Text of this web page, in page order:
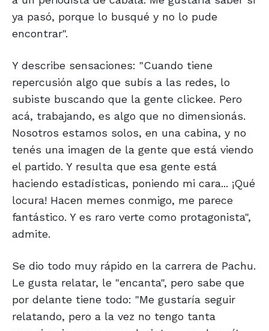
ya pasó, porque lo busqué y no lo pude
encontrar".
Y describe sensaciones: "Cuando tiene
repercusión algo que subís a las redes, lo
subiste buscando que la gente clickee. Pero
acá, trabajando, es algo que no dimensionás.
Nosotros estamos solos, en una cabina, y no
tenés una imagen de la gente que está viendo
el partido. Y resulta que esa gente está
haciendo estadísticas, poniendo mi cara... ¡Qué
locura! Hacen memes conmigo, me parece
fantástico. Y es raro verte como protagonista",
admite.
Se dio todo muy rápido en la carrera de Pachu.
Le gusta relatar, le "encanta", pero sabe que
por delante tiene todo: "Me gustaría seguir
relatando, pero a la vez no tengo tanta